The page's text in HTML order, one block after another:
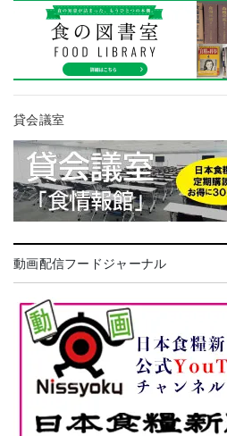
貸会議室
動画配信フードジャーナル